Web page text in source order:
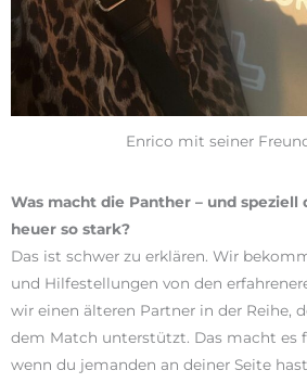
Enrico mit seiner
Was macht die Panther – und speziell
heuer so stark?
Das ist schwer zu erklären. Wir
und Hilfestellungen von den
wir einen älteren Partner in der Reihe,
dem Match unterstützt. Das macht es
wenn du jemanden an deiner Seite